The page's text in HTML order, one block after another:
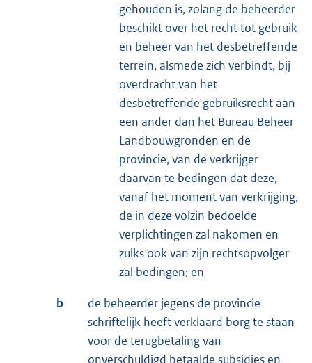
gehouden is, zolang de beheerder
beschikt over het recht tot gebruik
en beheer van het desbetreffende
terrein, alsmede zich verbindt, bij
overdracht van het
desbetreffende gebruiksrecht aan
een ander dan het Bureau Beheer
Landbouwgronden en de
provincie, van de verkrijger
daarvan te bedingen dat deze,
vanaf het moment van verkrijging,
de in deze volzin bedoelde
verplichtingen zal nakomen en
zulks ook van zijn rechtsopvolger
zal bedingen; en
b
de beheerder jegens de provincie
schriftelijk heeft verklaard borg te staan
voor de terugbetaling van
onverschuldigd betaalde subsidies en